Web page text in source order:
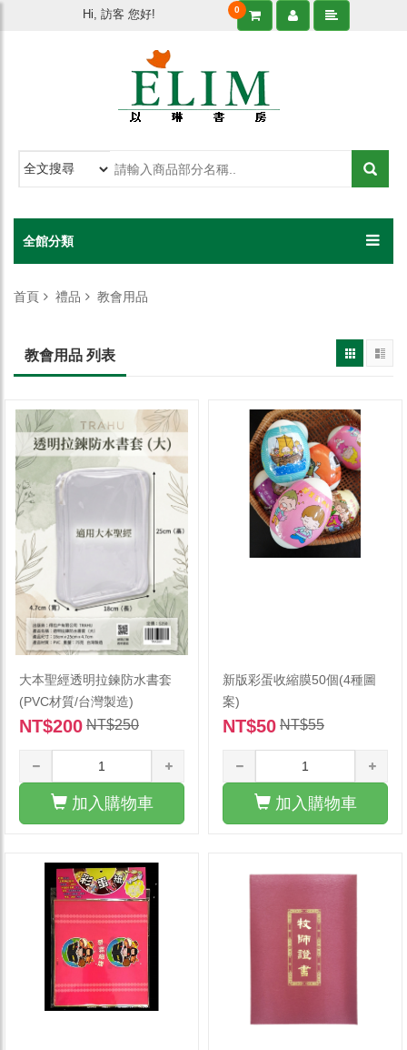
Hi, 訪客 您好! 0
全館分類
首頁 禮品 教會用品
教會用品 列表
大本聖經透明拉鍊防水書套
(PVC材質/台灣製造)
NT$200 NT$250
加入購物車
新版彩蛋收縮膜50個(4種圖
案)
NT$50 NT$55
加入購物車